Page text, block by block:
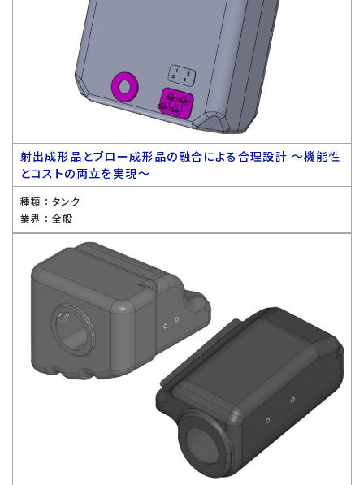
射出成形品とブロー成形品の融合による合理設計 〜機能性
とコストの両立を実現〜
種類 ： タンク
業界 ： 全般